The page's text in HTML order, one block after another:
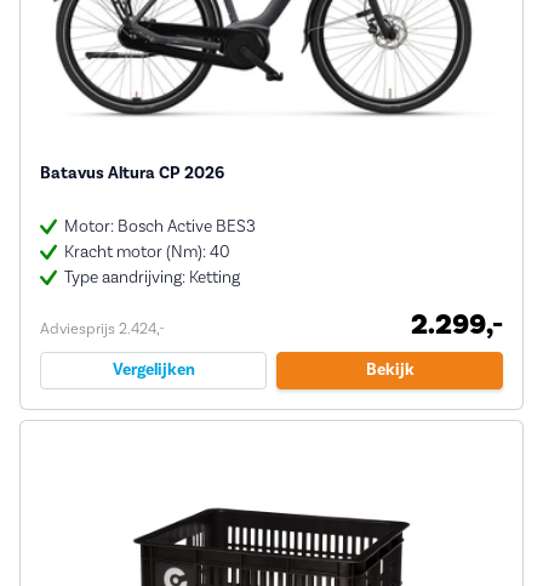
Batavus Altura CP 2026
Motor: Bosch Active BES3
Kracht motor (Nm): 40
Type aandrijving: Ketting
Adviesprijs 2.424,- 2.299,-
Vergelijken Bekijk